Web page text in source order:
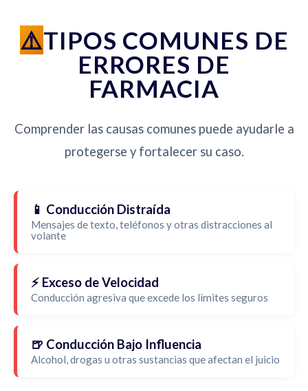
TIPOS COMUNES DE
ERRORES DE
FARMACIA
Comprender las causas comunes puede ayudarle a
protegerse y fortalecer su caso.
📱 Conducción Distraída
Mensajes de texto, teléfonos y otras distracciones al
volante
⚡ Exceso de Velocidad
Conducción agresiva que excede los límites seguros
🍺 Conducción Bajo Influencia
Alcohol, drogas u otras sustancias que afectan el juicio